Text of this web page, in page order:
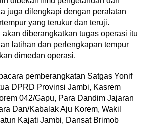
juga dilengkapi dengan peralatan
yang terukur dan teruji.
akan diberangkatkan tugas operasi itu
latihan dan perlengkapan tempur
dimedan operasi.
pemberangkatan Satgas Yonif
DPRD Provinsi Jambi, Kasrem
042/Gapu, Para Dandim Jajaran
Dan/Kabalak Aju Korem, Wakil
Kajati Jambi, Dansat Brimob